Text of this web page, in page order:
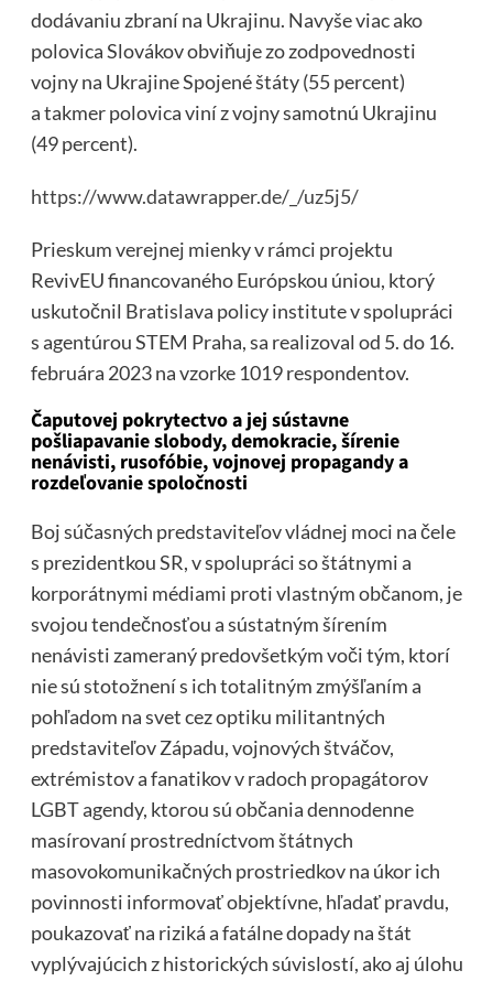
dodávaniu zbraní na Ukrajinu. Navyše viac ako
polovica Slovákov obviňuje zo zodpovednosti
vojny na Ukrajine Spojené štáty (55 percent)
a takmer polovica viní z vojny samotnú Ukrajinu
(49 percent).
https://www.datawrapper.de/_/uz5j5/
Prieskum verejnej mienky v rámci projektu
RevivEU financovaného Európskou úniou, ktorý
uskutočnil Bratislava policy institute v spolupráci
s agentúrou STEM Praha, sa realizoval od 5. do 16.
februára 2023 na vzorke 1019 respondentov.
Čaputovej pokrytectvo a jej sústavne
pošliapavanie slobody, demokracie, šírenie
nenávisti, rusofóbie, vojnovej propagandy a
rozdeľovanie spoločnosti
Boj súčasných predstaviteľov vládnej moci na čele
s prezidentkou SR, v spolupráci so štátnymi a
korporátnymi médiami proti vlastným občanom, je
svojou tendečnosťou a sústatným šírením
nenávisti zameraný predovšetkým voči tým, ktorí
nie sú stotožnení s ich totalitným zmýšľaním a
pohľadom na svet cez optiku militantných
predstaviteľov Západu, vojnových štváčov,
extrémistov a fanatikov v radoch propagátorov
LGBT agendy, ktorou sú občania dennodenne
masírovaní prostredníctvom štátnych
masovokomunikačných prostriedkov na úkor ich
povinnosti informovať objektívne, hľadať pravdu,
poukazovať na riziká a fatálne dopady na štát
vyplývajúcich z historických súvislostí, ako aj úlohu